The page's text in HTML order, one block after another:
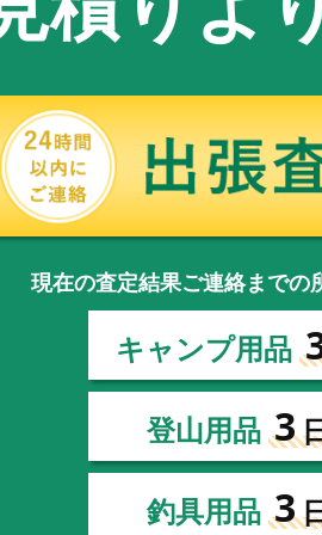
現在の査定結果ご連絡までの
キャンプ用品
登山用品 3
釣具用品 3